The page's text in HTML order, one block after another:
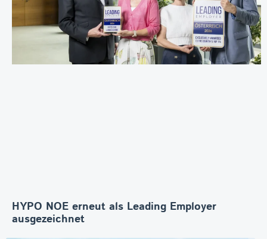
HYPO NOE erneut als Leading Employer
ausgezeichnet